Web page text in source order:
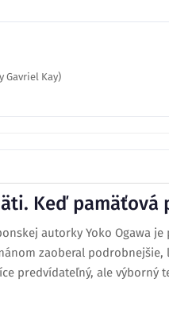
Gavriel Kay)
Keď pamäťová
autorky Yoko Ogawa
zaoberal
predvídateľný, ale výborný